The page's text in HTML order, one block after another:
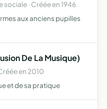
sociale · Créée en 1946
aux anciens pupilles
De La Musique)
en 2010
et de sa pratique